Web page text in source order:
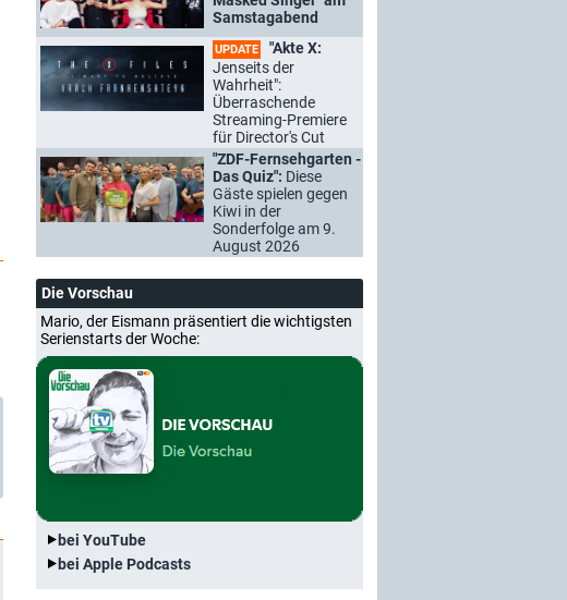
Samstagabend
UPDATE
"Akte X:
Jenseits der
Wahrheit":
Überraschende
Streaming-Premiere
für Director's Cut
"ZDF-Fernsehgarten -
Das Quiz": Diese
Gäste spielen gegen
Kiwi in der
Sonderfolge am 9.
August 2026
Die Vorschau
Mario, der Eismann präsentiert die wichtigsten
Serienstarts der Woche:
bei YouTube
bei Apple Podcasts